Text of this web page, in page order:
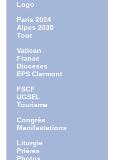
Logo
Paris 2024
Alpes 2030
Tour
Vatican
France
Dioceses
EPS Clermont
FSCF
UGSEL
Tourisme
Congrès
Manifestations
Liturgie
Prières